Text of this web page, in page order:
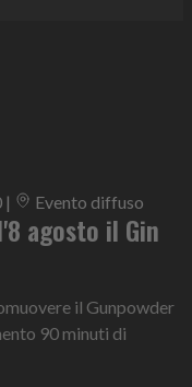
| Evento diffuso
agosto il Gin
il Gunpowder
90 minuti di